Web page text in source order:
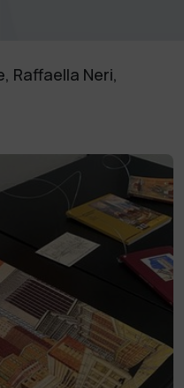
Raffaella Neri,